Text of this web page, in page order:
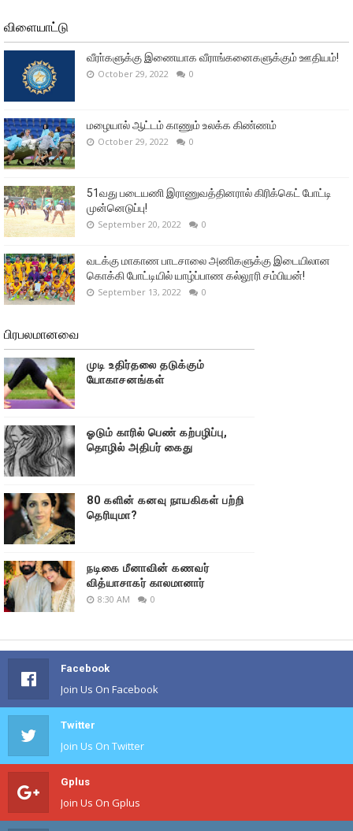
விளையாட்டு
வீரா்களுக்கு இணையாக வீராங்கனைகளுக்கும் ஊதியம்!
October 29, 2022 0
மழையால் ஆட்டம் காணும் உலக்க கிண்ணம்
October 29, 2022 0
51வது படையணி இராணுவத்தினரால் கிரிக்கெட் போட்டி
முன்னெடுப்பு!
September 20, 2022 0
வடக்கு மாகாண பாடசாலை அணிகளுக்கு இடையிலான
கொக்கி போட்டியில் யாழ்ப்பாண கல்லூரி சம்பியன்!
September 13, 2022 0
பிரபலமானவை
முடி உதிர்தலை தடுக்கும்
யோகாசனங்கள்
ஓடும் காரில் பெண் கற்பழிப்பு,
தொழில் அதிபர் கைது
80 களின் கனவு நாயகிகள் பற்றி
தெரியுமா?
நடிகை மீனாவின் கணவர்
வித்யாசாகர் காலமானார்
8:30 AM 0
Facebook
Join Us On Facebook
Twitter
Join Us On Twitter
Gplus
Join Us On Gplus